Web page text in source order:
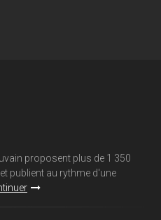
proposent plus de 1 350
publient au rythme d'une